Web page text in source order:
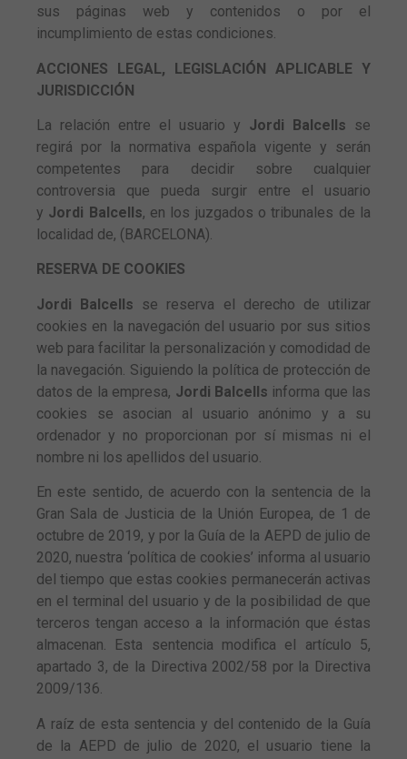
sus páginas web y contenidos o por el
incumplimiento de estas condiciones.
ACCIONES LEGAL, LEGISLACIÓN APLICABLE Y
JURISDICCIÓN
La relación entre el usuario y Jordi Balcells se
regirá por la normativa española vigente y serán
competentes para decidir sobre cualquier
controversia que pueda surgir entre el usuario
y Jordi Balcells, en los juzgados o tribunales de la
localidad de, (BARCELONA).
RESERVA DE COOKIES
Jordi Balcells se reserva el derecho de utilizar
cookies en la navegación del usuario por sus sitios
web para facilitar la personalización y comodidad de
la navegación. Siguiendo la política de protección de
datos de la empresa, Jordi Balcells informa que las
cookies se asocian al usuario anónimo y a su
ordenador y no proporcionan por sí mismas ni el
nombre ni los apellidos del usuario.
En este sentido, de acuerdo con la sentencia de la
Gran Sala de Justicia de la Unión Europea, de 1 de
octubre de 2019, y por la Guía de la AEPD de julio de
2020, nuestra ‘política de cookies’ informa al usuario
del tiempo que estas cookies permanecerán activas
en el terminal del usuario y de la posibilidad de que
terceros tengan acceso a la información que éstas
almacenan. Esta sentencia modifica el artículo 5,
apartado 3, de la Directiva 2002/58 por la Directiva
2009/136.
A raíz de esta sentencia y del contenido de la Guía
de la AEPD de julio de 2020, el usuario tiene la